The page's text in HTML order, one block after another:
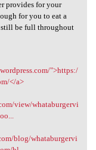
provides for your
for you to eat a
be full throughout
">https:/
</a>
view/whataburgervi
blog/whataburgervi